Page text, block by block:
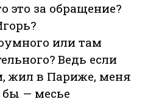
это за обращение?
или там
Ведь если
жил в Париже, меня
— месье